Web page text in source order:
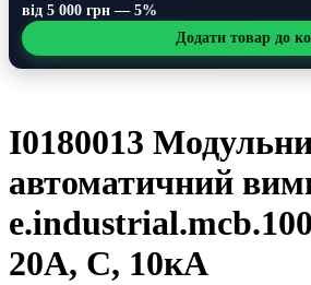
від 5 000 грн — 5%
Додати товар до
I0180013
автоматичний
20А, C, 10кА